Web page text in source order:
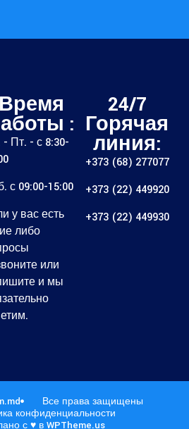
Время
:
Пт. - с 8:30-
с 09:00-15:00
у вас есть
либо
или
и мы
24/7
Горячая
линия:
+373 (68) 277077
+373 (22) 449920
+373 (22) 449930
Все права защищены
конфиденциальности
с ♥ в WPTheme.us